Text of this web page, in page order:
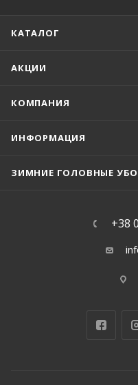
КАТАЛОГ
АКЦИИ
КОМПАНИЯ
ИНФОРМАЦИЯ
ЗИМНИЕ ГОЛОВНЫЕ
+38